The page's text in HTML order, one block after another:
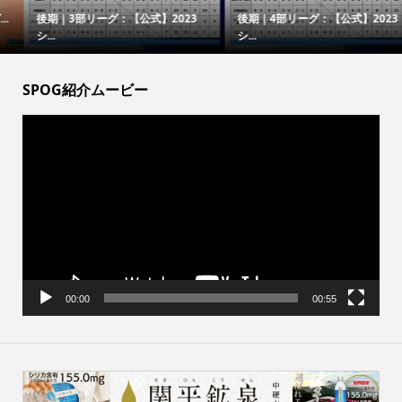
後期｜3部リーグ：【公式】2023
シ...
後期｜4部リーグ：【公式】2023
シ...
SPOG紹介ムービー
00:00 00:55